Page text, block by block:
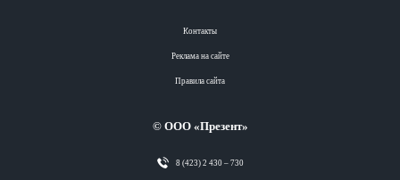
Контакты
Реклама на сайте
Правила сайта
© ООО «Презент»
8 (423) 2 430 – 730